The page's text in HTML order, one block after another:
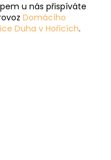
u nás přispíváte
Domácího
Duha v Hořicích.